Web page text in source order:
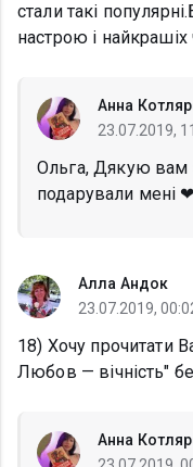
стали такі
настрою і найкрашіх
Анна
23.07.2019,
Ольга, Дякую вам
подарували мені
Алла Андок
23.07.2019,
18) Хочу прочитати
Любов — вічність"
Анна